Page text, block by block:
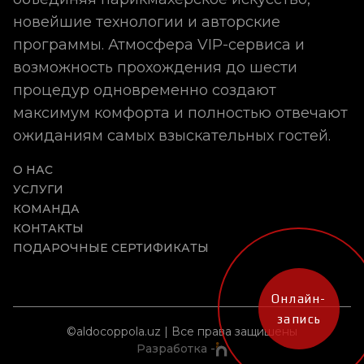
новейшие технологии и авторские
программы. Атмосфера VIP-сервиса и
возможность прохождения до шести
процедур одновременно создают
максимум комфорта и полностью отвечают
ожиданиям самых взыскательных гостей.
О НАС
УСЛУГИ
КОМАНДА
КОНТАКТЫ
ПОДАРОЧНЫЕ СЕРТИФИКАТЫ
©aldocoppola.uz | Все права защишены
Разработка -
Онлайн-
запись